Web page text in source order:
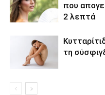
που
2 λεπτά
τη